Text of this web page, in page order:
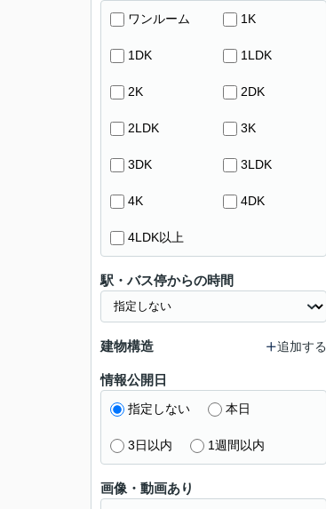
ワンルーム 1K
1DK 1LDK
2K 2DK
2LDK 3K
3DK 3LDK
4K 4DK
4LDK以上
駅・バス停からの時間
建物構造 追加する
情報公開日
指定しない 本日
3日以内 1週間以内
画像・動画あり